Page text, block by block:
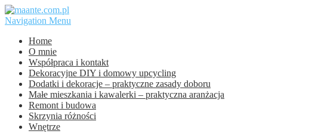
Navigation Menu
Home
O mnie
Współpraca i kontakt
Dekoracyjne DIY i domowy upcycling
Dodatki i dekoracje – praktyczne zasady doboru
Małe mieszkania i kawalerki – praktyczna aranżacja
Remont i budowa
Skrzynia różności
Wnętrze